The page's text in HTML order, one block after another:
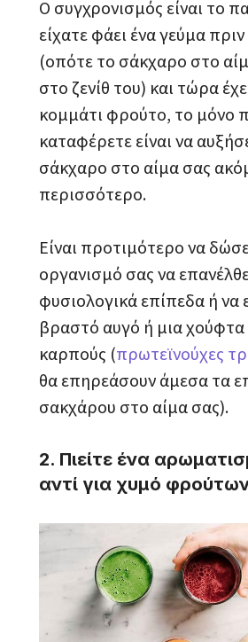
Ο συγχρονισμός είναι το
είχατε φάει ένα γεύμα
(οπότε το σάκχαρο στο
στο ζενίθ του) και τώρα
κομμάτι φρούτο, το μόνο
καταφέρετε είναι να
σάκχαρο στο αίμα σας
περισσότερο.
Είναι προτιμότερο να
οργανισμό σας να
φυσιολογικά επίπεδα ή να
βραστό αυγό ή μια
καρπούς (πρωτεϊνούχες
θα επηρεάσουν άμεσα τα
σακχάρου στο αίμα σας).
2. Πιείτε ένα
αντί για χυμό